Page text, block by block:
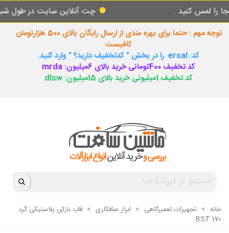
کنید . چت آنلاین سایت در طول شبانه
توجه مهم : حتما برای بهره مندی از ارسال رایگان بالای 500 هزارتومان
کافیست
کد: ersal را در بخش " کدتخفیف دارید؟ " وارد کنید.
کد تخفیف 400تومانی خرید بالای 6میلیون: mrda
کد تخفیف 1میلیونی خرید بالای 15میلیون: dlsw
خانه > تجهیزات تعمیرگاهی > ابزار صافکاری > قاب بازکن پلاستیکی گرد
BST 170